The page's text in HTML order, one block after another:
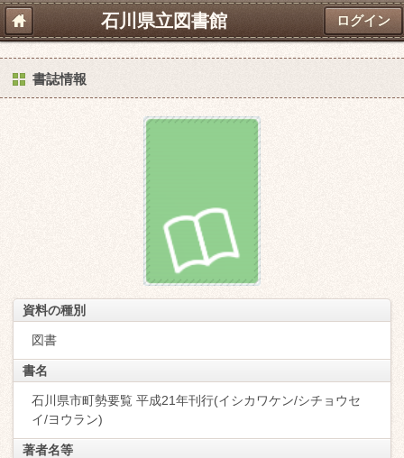
石川県立図書館 ログイン
書誌情報
資料の種別
図書
書名
石川県市町勢要覧 平成21年刊行(イシカワケン/シチョウセ
イ/ヨウラン)
著者名等